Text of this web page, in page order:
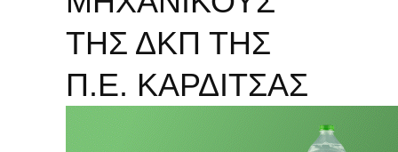
ΤΗΣ ΔΚΠ ΤΗΣ
Π.Ε. ΚΑΡΔΙΤΣΑΣ